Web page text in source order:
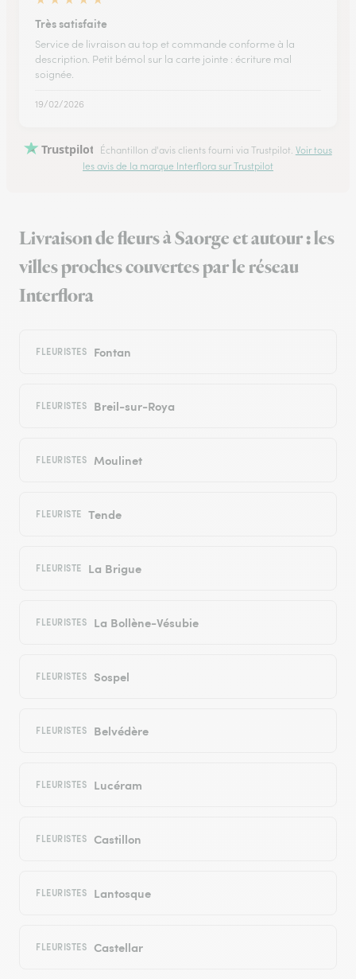
Très satisfaite
Service de livraison au top et commande conforme à la
description. Petit bémol sur la carte jointe : écriture mal
soignée.
19/02/2026
Trustpilot Échantillon d'avis clients fourni via Trustpilot. Voir tous
les avis de la marque Interflora sur Trustpilot
Livraison de fleurs à Saorge et autour : les
villes proches couvertes par le réseau
Interflora
FLEURISTES Fontan
FLEURISTES Breil-sur-Roya
FLEURISTES Moulinet
FLEURISTE Tende
FLEURISTE La Brigue
FLEURISTES La Bollène-Vésubie
FLEURISTES Sospel
FLEURISTES Belvédère
FLEURISTES Lucéram
FLEURISTES Castillon
FLEURISTES Lantosque
FLEURISTES Castellar